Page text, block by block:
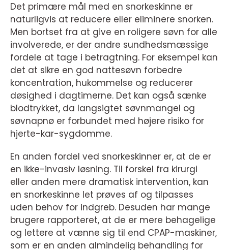
Det primære mål med en snorkeskinne er
naturligvis at reducere eller eliminere snorken.
Men bortset fra at give en roligere søvn for alle
involverede, er der andre sundhedsmæssige
fordele at tage i betragtning. For eksempel kan
det at sikre en god nattesøvn forbedre
koncentration, hukommelse og reducerer
døsighed i dagtimerne. Det kan også sænke
blodtrykket, da langsigtet søvnmangel og
søvnapnø er forbundet med højere risiko for
hjerte-kar-sygdomme.
En anden fordel ved snorkeskinner er, at de er
en ikke-invasiv løsning. Til forskel fra kirurgi
eller anden mere dramatisk intervention, kan
en snorkeskinne let prøves af og tilpasses
uden behov for indgreb. Desuden har mange
brugere rapporteret, at de er mere behagelige
og lettere at vænne sig til end CPAP-maskiner,
som er en anden almindelig behandling for